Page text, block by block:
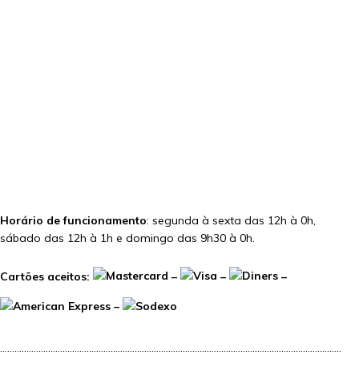
Horário de funcionamento: segunda à sexta das 12h à 0h,
sábado das 12h à 1h e domingo das 9h30 à 0h.
Cartões aceitos: – – –
–
…………………………………………………………………………………………………………………………….